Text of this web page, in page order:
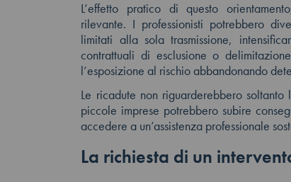
L’effetto pratico di questo
rilevante. I professionisti potrebbero
limitati alla sola trasmissione,
contrattuali di esclusione o
l’esposizione al rischio abbandonando
Le ricadute non riguarderebbero
piccole imprese potrebbero subire
accedere a un’assistenza professionale
La richiesta di un